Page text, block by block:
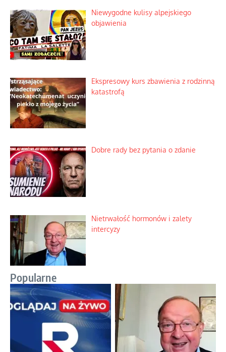
Niewygodne kulisy alpejskiego
objawienia
Ekspresowy kurs zbawienia z rodzinną
katastrofą
Dobre rady bez pytania o zdanie
Nietrwałość hormonów i zalety
intercyzy
Popularne